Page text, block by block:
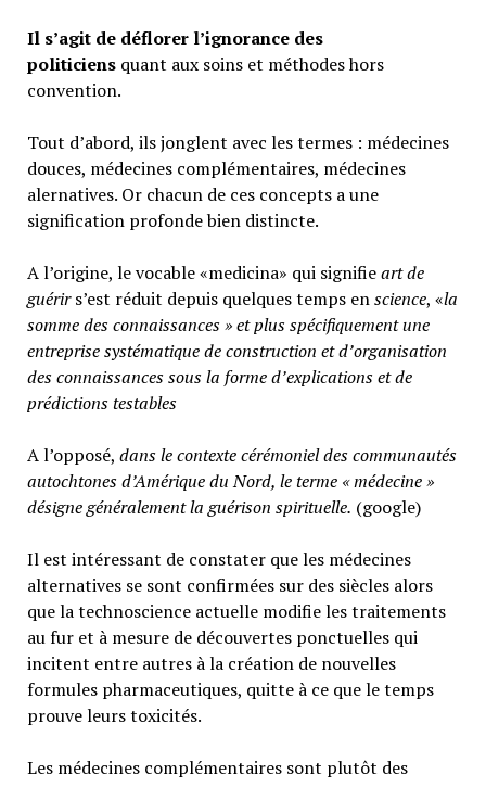
Il s’agit de déflorer l’ignorance des
politiciensquant aux soins et méthodes hors
convention.
Tout d’abord, ils jonglent avec les termes : médecines
douces, médecines complémentaires, médecines
alernatives. Or chacun de ces concepts a une
signification profonde bien distincte.
A l’origine, le vocable «medicina» qui signifieart de
guérirs’est réduit depuis quelques temps enscience, «la
somme des connaissances » et plus spécifiquement une
entreprise systématique de construction et d’organisation
des connaissances sous la forme d’explications et de
prédictions testables
A l’opposé, dans le contexte cérémoniel des communautés
autochtones d’Amérique du Nord, le terme « médecine »
désigne généralementla guérison spirituelle. (google)
Il est intéressant de constater que les médecines
alternatives se sont confirmées sur des siècles alors
que la technoscience actuelle modifie les traitements
au fur et à mesure de découvertes ponctuelles qui
incitent entre autres à la création de nouvelles
formules pharmaceutiques, quitte à ce que le temps
prouve leurs toxicités.
Les médecines complémentaires sont plutôt des